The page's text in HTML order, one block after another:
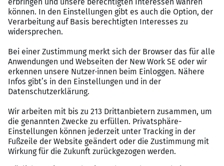
Ihr Profil:
Das sollten Sie als
Mainmitbringen:
Abgeschlossene Ausbildung, Weiterbildung zum
Meister oder Techniker im Bereich TGA,
Versorgungstechnik, MSR oder eine vergleichbare
Qualifikation
Alternativ ein abgeschlossenes Studium im
Bereich Gebäudetechnik, Versorgungstechnik
oder Bauingenieurwesen